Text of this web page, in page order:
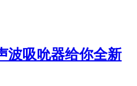
吸吮器给你全新